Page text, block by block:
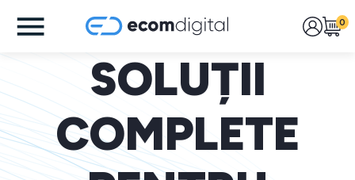
0
SOLUȚII
COMPLETE